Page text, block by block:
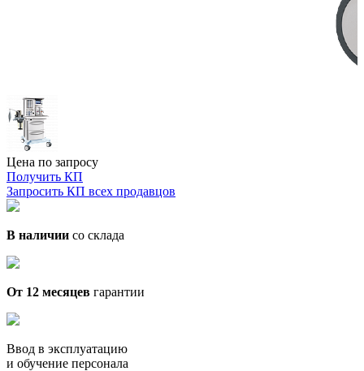
Цена по запросу
Получить КП
Запросить КП всех продавцов
В наличии со склада
От 12 месяцев гарантии
Ввод в эксплуатацию
и обучение персонала